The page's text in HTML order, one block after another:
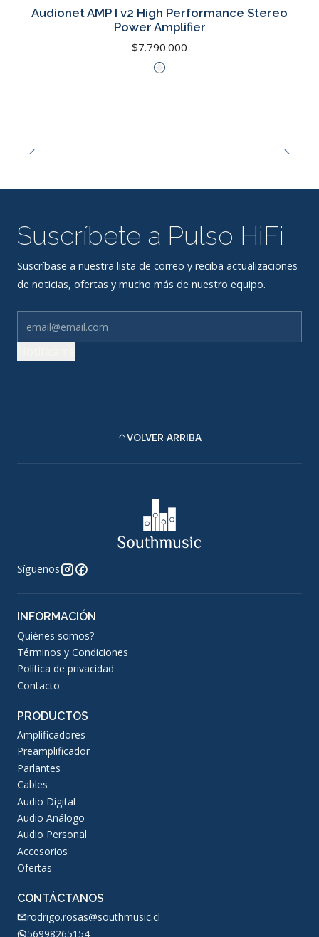
Audionet AMP I v2 High Performance Stereo
Power Amplifier
$7.790.000
Suscríbete a Pulso HiFi
Suscríbase a nuestra lista de correo y reciba actualizaciones
de noticias, ofertas y mucho más de nuestro equipo.
VOLVER ARRIBA
Síguenos
INFORMACIÓN
Quiénes somos?
Términos y Condiciones
Política de privacidad
Contacto
PRODUCTOS
Amplificadores
Preamplificador
Parlantes
Cables
Audio Digital
Audio Análogo
Audio Personal
Accesorios
Ofertas
CONTÁCTANOS
rodrigo.rosas@southmusic.cl
56998265154